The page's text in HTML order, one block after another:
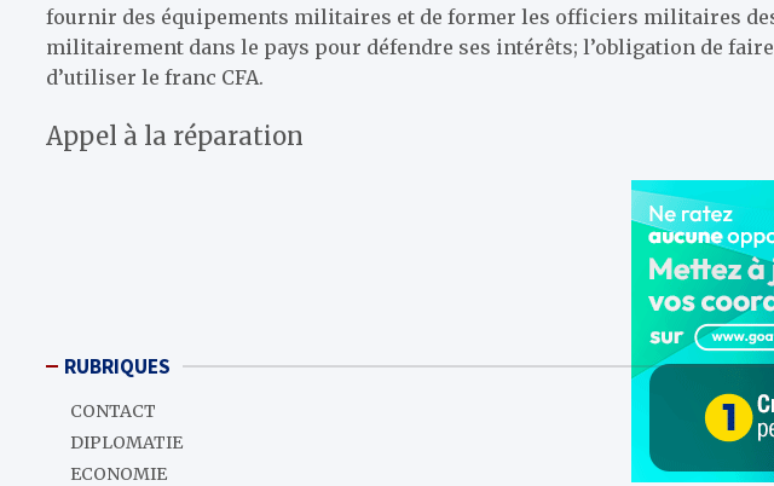
fournir des équipements militaires et de former les officiers militaires
militairement dans le pays pour défendre ses intérêts; l’obligation de
d’utiliser le franc CFA.
Appel à la réparation
RUBRIQUES
CONTACT
DIPLOMATIE
ECONOMIE